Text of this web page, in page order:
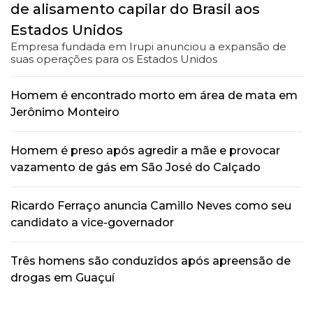
de alisamento capilar do Brasil aos
Estados Unidos
Empresa fundada em Irupi anunciou a expansão de
suas operações para os Estados Unidos
Homem é encontrado morto em área de mata em
Jerônimo Monteiro
Homem é preso após agredir a mãe e provocar
vazamento de gás em São José do Calçado
Ricardo Ferraço anuncia Camillo Neves como seu
candidato a vice-governador
Três homens são conduzidos após apreensão de
drogas em Guaçuí